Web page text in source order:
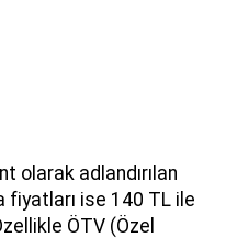
olarak adlandırılan
fiyatları ise 140 TL ile
ÖTV (Özel